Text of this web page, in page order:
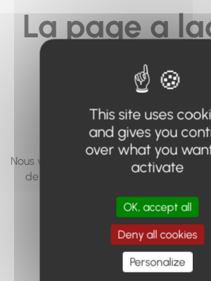
La page a
vous
accéder
pas... ou
Nous vous invitons à utiliser le moteur
de page, ou à utiliser le menu pour
Retour à l'accueil
This site uses
and gives you
over what you
activate
OK, accept all
Deny all cookies
Personalize